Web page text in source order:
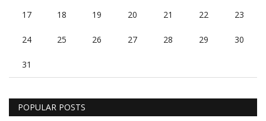
17 18 19 20 21 22 23
24 25 26 27 28 29 30
31
POPULAR POSTS